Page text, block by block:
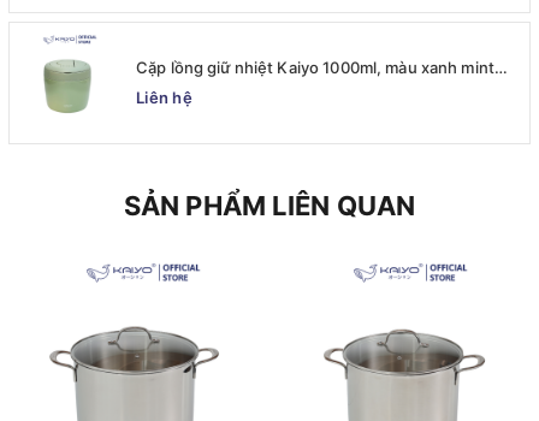
Cặp lồng giữ nhiệt Kaiyo 1000ml, màu xanh mint
[mã KVL-6513]
Liên hệ
SẢN PHẨM LIÊN QUAN